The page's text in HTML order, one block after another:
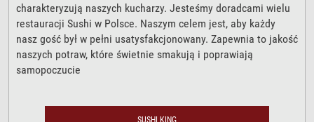
charakteryzują naszych kucharzy. Jesteśmy doradcami wielu
restauracji Sushi w Polsce. Naszym celem jest, aby każdy
nasz gość był w pełni usatysfakcjonowany. Zapewnia to jakość
naszych potraw, które świetnie smakują i poprawiają
samopoczucie
SUSHI KING